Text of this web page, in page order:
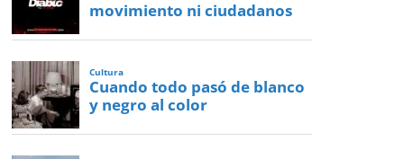
movimiento ni ciudadanos
Cultura
Cuando todo pasó de blanco
y negro al color